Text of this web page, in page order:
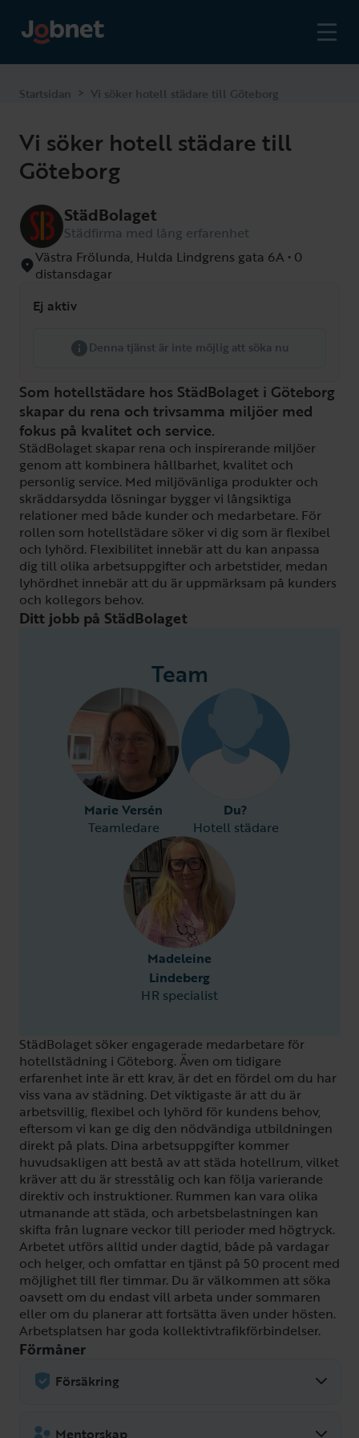
Startsidan > Vi söker hotell städare till Göteborg
Vi söker hotell städare till
Göteborg
StädBolaget
Städfirma med lång erfarenhet
Västra Frölunda, Hulda Lindgrens gata 6A • 0
distansdagar
Ej aktiv
Denna tjänst är inte möjlig att söka nu
Som hotellstädare hos StädBolaget i Göteborg
skapar du rena och trivsamma miljöer med
fokus på kvalitet och service.
StädBolaget skapar rena och inspirerande miljöer
genom att kombinera hållbarhet, kvalitet och
personlig service. Med miljövänliga produkter och
skräddarsydda lösningar bygger vi långsiktiga
relationer med både kunder och medarbetare. För
rollen som hotellstädare söker vi dig som är flexibel
och lyhörd. Flexibilitet innebär att du kan anpassa
dig till olika arbetsuppgifter och arbetstider, medan
lyhördhet innebär att du är uppmärksam på kunders
och kollegors behov.
Ditt jobb på StädBolaget
Team
Marie Versén
Teamledare
Du?
Hotell städare
Madeleine
Lindeberg
HR specialist
StädBolaget söker engagerade medarbetare för
hotellstädning i Göteborg. Även om tidigare
erfarenhet inte är ett krav, är det en fördel om du har
viss vana av städning. Det viktigaste är att du är
arbetsvillig, flexibel och lyhörd för kundens behov,
eftersom vi kan ge dig den nödvändiga utbildningen
direkt på plats. Dina arbetsuppgifter kommer
huvudsakligen att bestå av att städa hotellrum, vilket
kräver att du är stresstålig och kan följa varierande
direktiv och instruktioner. Rummen kan vara olika
utmanande att städa, och arbetsbelastningen kan
skifta från lugnare veckor till perioder med högtryck.
Arbetet utförs alltid under dagtid, både på vardagar
och helger, och omfattar en tjänst på 50 procent med
möjlighet till fler timmar. Du är välkommen att söka
oavsett om du endast vill arbeta under sommaren
eller om du planerar att fortsätta även under hösten.
Arbetsplatsen har goda kollektivtrafikförbindelser.
Förmåner
Försäkring
Sjukvårdsförsäkring ingår samt
Mentorskap